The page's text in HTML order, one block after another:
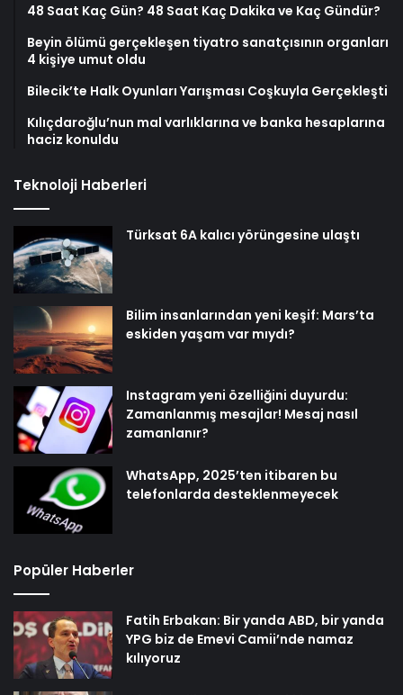
48 Saat Kaç Gün? 48 Saat Kaç Dakika ve Kaç Gündür?
Beyin ölümü gerçekleşen tiyatro sanatçısının organları
4 kişiye umut oldu
Bilecik’te Halk Oyunları Yarışması Coşkuyla Gerçekleşti
Kılıçdaroğlu’nun mal varlıklarına ve banka hesaplarına
haciz konuldu
Teknoloji Haberleri
Türksat 6A kalıcı yörüngesine ulaştı
Bilim insanlarından yeni keşif: Mars’ta
eskiden yaşam var mıydı?
Instagram yeni özelliğini duyurdu:
Zamanlanmış mesajlar! Mesaj nasıl
zamanlanır?
WhatsApp, 2025’ten itibaren bu
telefonlarda desteklenmeyecek
Popüler Haberler
Fatih Erbakan: Bir yanda ABD, bir yanda
YPG biz de Emevi Camii’nde namaz
kılıyoruz